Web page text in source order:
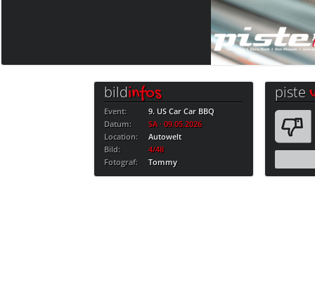
bildinfos
Event:
9. US Car Car BBQ
Datum:
SA · 09.05.2026
Location:
Autowelt
Bild:
4/48
Fotograf:
Tommy
piste